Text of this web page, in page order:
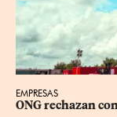
EMPRESAS
ONG rechazan